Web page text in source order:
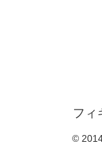
フィ
©